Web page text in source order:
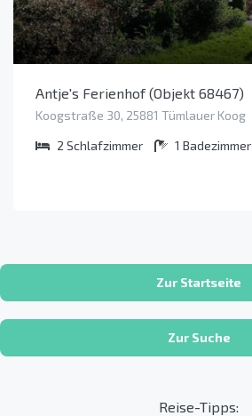
Antje's Ferienhof (Objekt 68467)
Koogstraße 30, 25881 Tümlauer Koog
2 Schlafzimmer 1 Badezimmer
Zur Startseite
Zur Suche
Reise-Tipps: